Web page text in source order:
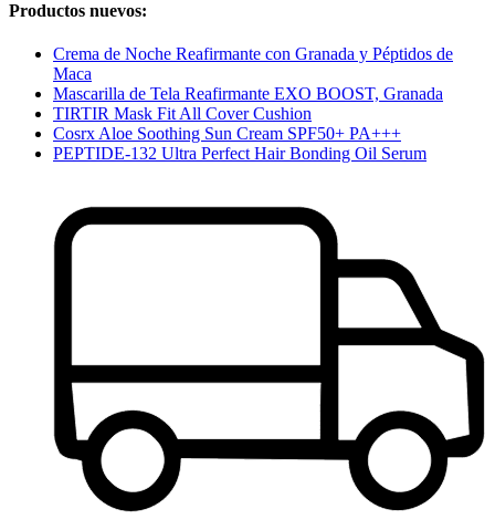
Productos nuevos:
Crema de Noche Reafirmante con Granada y Péptidos de
Maca
Mascarilla de Tela Reafirmante EXO BOOST, Granada
TIRTIR Mask Fit All Cover Cushion
Cosrx Aloe Soothing Sun Cream SPF50+ PA+++
PEPTIDE-132 Ultra Perfect Hair Bonding Oil Serum